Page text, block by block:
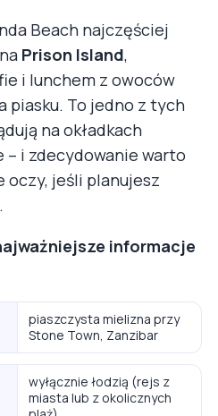
Beach najczęściej
Prison Island,
i lunchem z owoców
piasku. To jedno z tych
na okładkach
i zdecydowanie warto
oczy, jeśli planujesz
informacje
piaszczysta mielizna przy
Stone Town, Zanzibar
wyłącznie łodzią (rejs z
miasta lub z okolicznych